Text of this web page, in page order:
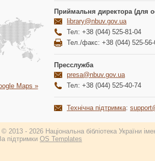
Maps »
Приймальня директора (для
library@nbuv.gov.ua
Тел: +38 (044) 525-81-04
Тел./факс: +38 (044) 525-56-
Пресслужба
presa@nbuv.gov.ua
Тел: +38 (044) 525-40-74
Технічна підтримка:
2013 - 2026 Національна бібліотека України
підтримки OS Templates